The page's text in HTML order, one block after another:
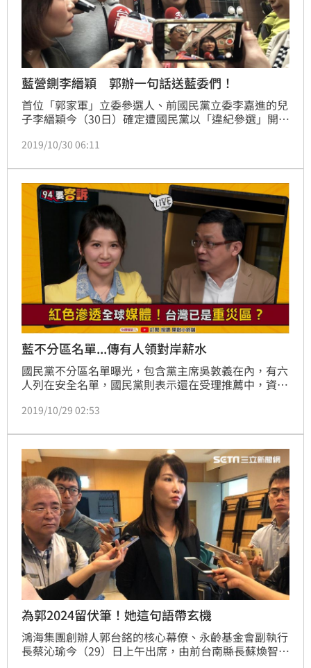
藍營鍘李縉穎 郭辦一句話送藍委們！
首位「郭家軍」立委參選人、前國民黨立委李嘉進的兒
子李縉穎今（30日）確定遭國民黨以「違紀參選」開除
還在開會，並未與李縉穎談到此事，對於這樣的結果，
幕僚、永齡基金會副執行長蔡沁瑜下午陪同李縉穎接受
媒體聯訪時表示，目前並不影響郭台銘跟國民黨的關
係，若有藍營立委有需要，而且認同郭台銘的理念，還
是會評估去站台及
2019/10/30 06:11
藍不分區名單...傳有人領對岸薪水
國民黨不分區名單曝光，包含黨主席吳敦義在內，有六
人列在安全名單，國民黨則表示還在受理推薦中，資深
個人是「兩個字」的，長期在對岸領薪水，不是在官
不分區立委的提名，要做這種選擇嗎？他質疑，「國民
黨如果提名邱毅，要不要做資訊充分揭露？」
2019/10/29 02:53
為郭2024留伏筆！她這句語帶玄機
鴻海集團創辦人郭台銘的核心幕僚、永齡基金會副執行
長蔡沁瑜今（29）日上午出席，由前台南縣長蘇煥智籌